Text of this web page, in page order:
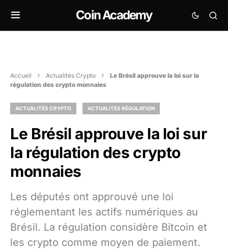
Coin Academy
Accueil Actualités Crypto
Le Brésil approuve la loi sur la
régulation des crypto monnaies
ACTUALITÉS CRYPTO ACTUALITÉS RÉGULATION
Le Brésil approuve la loi sur
la régulation des crypto
monnaies
Les députés ont approuvé une loi
réglementant les actifs numériques au
Brésil. La régulation considère Bitcoin et
les crypto comme moyen de paiement.